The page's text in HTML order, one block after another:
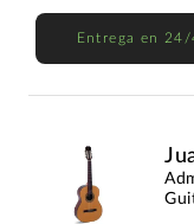
Entrega en 24/